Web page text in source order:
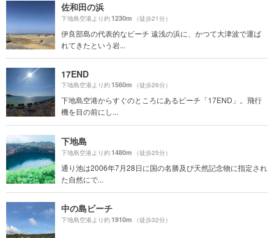
佐和田の浜
下地島空港より約1230m （徒歩21分）
伊良部島の代表的なビーチ 遠浅の浜に、かつて大津波で運ば
れてきたという岩...
17END
下地島空港より約1560m （徒歩26分）
下地島空港からすぐのところにあるビーチ「17END」。飛行
機を目の前にし...
下地島
下地島空港より約1480m （徒歩25分）
通り池は2006年7月28日に国の名勝及び天然記念物に指定され
た自然にで...
中の島ビーチ
下地島空港より約1910m （徒歩32分）